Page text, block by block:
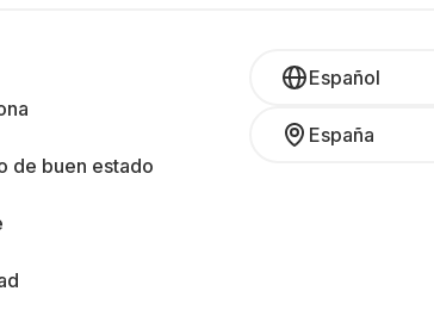
Español
España
de buen estado